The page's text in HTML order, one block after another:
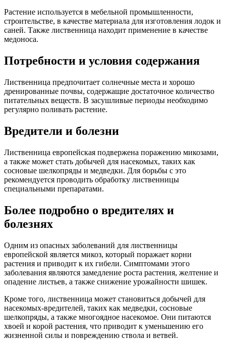
Растение используется в мебельной промышленности,
строительстве, в качестве материала для изготовления лодок и
саней. Также лиственница находит применение в качестве
медоноса.
Потребности и условия содержания
Лиственница предпочитает солнечные места и хорошо
дренированные почвы, содержащие достаточное количество
питательных веществ. В засушливые периоды необходимо
регулярно поливать растение.
Вредители и болезни
Лиственница европейская подвержена поражению микозами,
а также может стать добычей для насекомых, таких как
сосновые шелкопряды и медведки. Для борьбы с это
рекомендуется проводить обработку лиственницы
специальными препаратами.
Более подробно о вредителях и
болезнях
Одним из опасных заболеваний для лиственницы
европейской является микоз, который поражает корни
растения и приводит к их гибели. Симптомами этого
заболевания являются замедление роста растения, желтение и
опадение листьев, а также снижение урожайности шишек.
Кроме того, лиственница может становиться добычей для
насекомых-вредителей, таких как медведки, сосновые
шелкопряды, а также многоядное насекомое. Они питаются
хвоей и корой растения, что приводит к уменьшению его
жизненной силы и повреждению ствола и ветвей.